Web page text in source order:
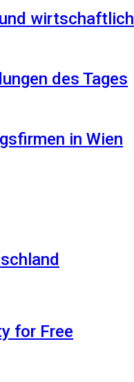
des Tages
in Wien
for Free